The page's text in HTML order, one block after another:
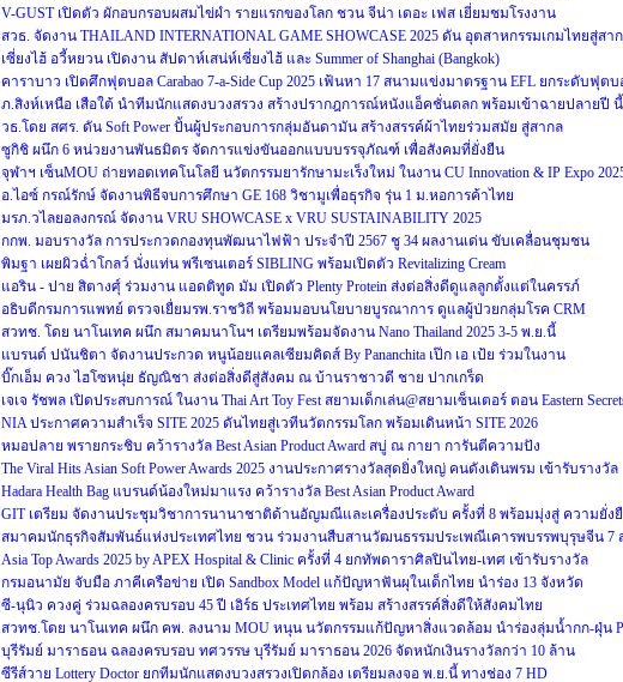
V-GUST เปิดตัว ผักอบกรอบผสมไข่ผำ รายแรกของโลก ชวน จีน่า เดอะ เฟส เยี่ยมชมโรงงาน
สวธ. จัดงาน THAILAND INTERNATIONAL GAME SHOWCASE 2025 ดัน อุตสาหกรรมเกมไทยสู่สา
เซี่ยงไฮ้ อวี้หยวน เปิดงาน สัปดาห์เสน่ห์เซี่ยงไฮ้ และ Summer of Shanghai (Bangkok)
คาราบาว เปิดศึกฟุตบอล Carabao 7-a-Side Cup 2025 เฟ้นหา 17 สนามแข่งมาตรฐาน EFL ยกระดับฟุตบ
ภ.สิงห์เหนือ เสือใต้ นำทีมนักแสดงบวงสรวง สร้างปรากฎการณ์หนังแอ็คชั่นตลก พร้อมเข้าฉายปลายปี นี้
วธ.โดย สศร. ดัน Soft Power ปั้นผู้ประกอบการกลุ่มอันดามัน สร้างสรรค์ผ้าไทยร่วมสมัย สู่สากล
ซูกิชิ ผนึก 6 หน่วยงานพันธมิตร จัดการแข่งขันออกแบบบรรจุภัณฑ์ เพื่อสังคมที่ยั่งยืน
จุฬาฯ เซ็นMOU ถ่ายทอดเทคโนโลยี นวัตกรรมยารักษามะเร็งใหม่ ในงาน CU Innovation & IP Expo
อ.ไอซ์ กรณ์รักษ์ จัดงานพิธีจบการศึกษา GE 168 วิชามูเพื่อธุรกิจ รุ่น 1 ม.หอการค้าไทย
มรภ.วไลยอลงกรณ์ จัดงาน VRU SHOWCASE x VRU SUSTAINABILITY 2025
กกพ. มอบรางวัล การประกวดกองทุนพัฒนาไฟฟ้า ประจำปี 2567 ชู 34 ผลงานเด่น ขับเคลื่อนชุมชน
พิมฐา เผยผิวฉ่ำโกลว์ นั่งแท่น พรีเซนเตอร์ SIBLING พร้อมเปิดตัว Revitalizing Cream
แอริน - ปาย สิตางศุ์ ร่วมงาน แอดติทูด มัม เปิดตัว Plenty Protein ส่งต่อสิ่งดีดูแลลูกตั้งแต่ในครรภ์
อธิบดีกรมการแพทย์ ตรวจเยื่ยมรพ.ราชวิถี พร้อมมอบนโยบายบูรณาการ ดูแลผู้ป่วยกลุ่มโรค CRM
สวทช. โดย นาโนเทค ผนึก สมาคมนาโนฯ เตรียมพร้อมจัดงาน Nano Thailand 2025 3-5 พ.ย.นี้
แบรนด์ ปนันชิตา จัดงานประกวด หนูน้อยแคลเซียมคิดส์ By Pananchita เป๊ก เอ เป้ย ร่วมในงาน
บิ๊กเอ็ม ควง ไฮโซหนุ่ย ธัญณิชา ส่งต่อสิ่งดีสู่สังคม ณ บ้านราชาวดี ชาย ปากเกร็ด
เจเจ รัชพล เปิดประสบการณ์ ในงาน Thai Art Toy Fest สยามเด็กเล่น@สยามเซ็นเตอร์ ตอน Eastern
NIA ประกาศความสำเร็จ SITE 2025 ดันไทยสู่เวทีนวัตกรรมโลก พร้อมเดินหน้า SITE 2026
หมอปลาย พรายกระชิบ คว้ารางวัล Best Asian Product Award สบู่ ณ กายา การันตีความปัง
The Viral Hits Asian Soft Power Awards 2025 งานประกาศรางวัลสุดยิ่งใหญ่ คนดังเดินพรม เข้ารับรางวัล
Hadara Health Bag แบรนด์น้องใหม่มาแรง คว้ารางวัล Best Asian Product Award
GIT เตรียม จัดงานประชุมวิชาการนานาชาติด้านอัญมณีและเครื่องประดับ ครั้งที่ 8 พร้อมมุ่งสู่ ความยั่ง
สมาคมนักธุรกิจสัมพันธ์แห่งประเทศไทย ชวน ร่วมงานสืบสานวัฒนธรรมประเพณีเคารพบรรพบุรุษจีน 7
Asia Top Awards 2025 by APEX Hospital & Clinic ครั้งที่ 4 ยกทัพดาราศิลปินไทย-เทศ เข้ารับรางวัล
กรมอนามัย จับมือ ภาคีเครือข่าย เปิด Sandbox Model แก้ปัญหาฟันผุในเด็กไทย นำร่อง 13 จังหวัด
ซี-นุนิว ควงคู่ ร่วมฉลองครบรอบ 45 ปี เอิร์ธ ประเทศไทย พร้อม สร้างสรรค์สิ่งดีให้สังคมไทย
สวทช.โดย นาโนเทค ผนึก คพ. ลงนาม MOU หนุน นวัตกรรมแก้ปัญหาสิ่งแวดล้อม นำร่องลุ่มน้ำกก-ฝุ่น
บุรีรัมย์ มาราธอน ฉลองครบรอบ ทศวรรษ บุรีรัมย์ มาราธอน 2026 จัดหนักเงินรางวัลกว่า 10 ล้าน
ซีรีส์วาย Lottery Doctor ยกทีมนักแสดงบวงสรวงเปิดกล้อง เตรียมลงจอ พ.ย.นี้ ทางช่อง 7 HD